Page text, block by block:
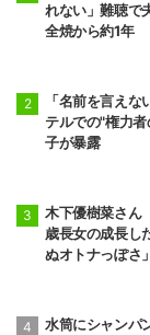
れない」難聴で
全焼から約1年
「名前を言え
テルでの"権力
子が暴露
木下優樹菜さん
歳長女の成長し
ぬオトナっぽさ
水筒にシャンパ